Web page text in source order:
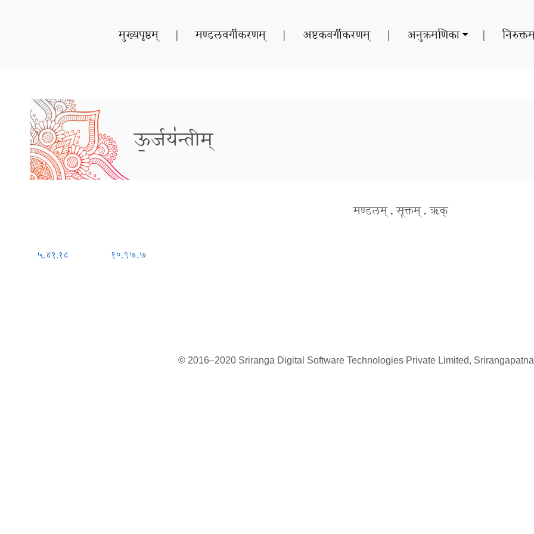
मुख्यपृष्ठम् | मण्डलवर्गीकरणम् | अष्टकवर्गीकरणम् | अनुक्रमणिका |
ऊ॒र्जय॑न्तीम्
मण्डलम् . सूक्तम् . ऋक्
५.४१.१८ १०.९७.७
© 2016–2020 Sriranga Digital Software Technologies Private Limited,